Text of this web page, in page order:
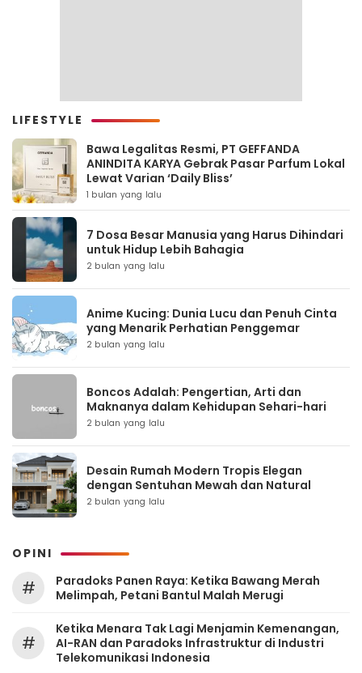
LIFESTYLE
Bawa Legalitas Resmi, PT GEFFANDA
ANINDITA KARYA Gebrak Pasar Parfum Lokal
Lewat Varian ‘Daily Bliss’
1 bulan yang lalu
7 Dosa Besar Manusia yang Harus Dihindari
untuk Hidup Lebih Bahagia
2 bulan yang lalu
Anime Kucing: Dunia Lucu dan Penuh Cinta
yang Menarik Perhatian Penggemar
2 bulan yang lalu
Boncos Adalah: Pengertian, Arti dan
Maknanya dalam Kehidupan Sehari-hari
2 bulan yang lalu
Desain Rumah Modern Tropis Elegan
dengan Sentuhan Mewah dan Natural
2 bulan yang lalu
OPINI
#
Paradoks Panen Raya: Ketika Bawang Merah
Melimpah, Petani Bantul Malah Merugi
#
Ketika Menara Tak Lagi Menjamin Kemenangan,
AI-RAN dan Paradoks Infrastruktur di Industri
Telekomunikasi Indonesia